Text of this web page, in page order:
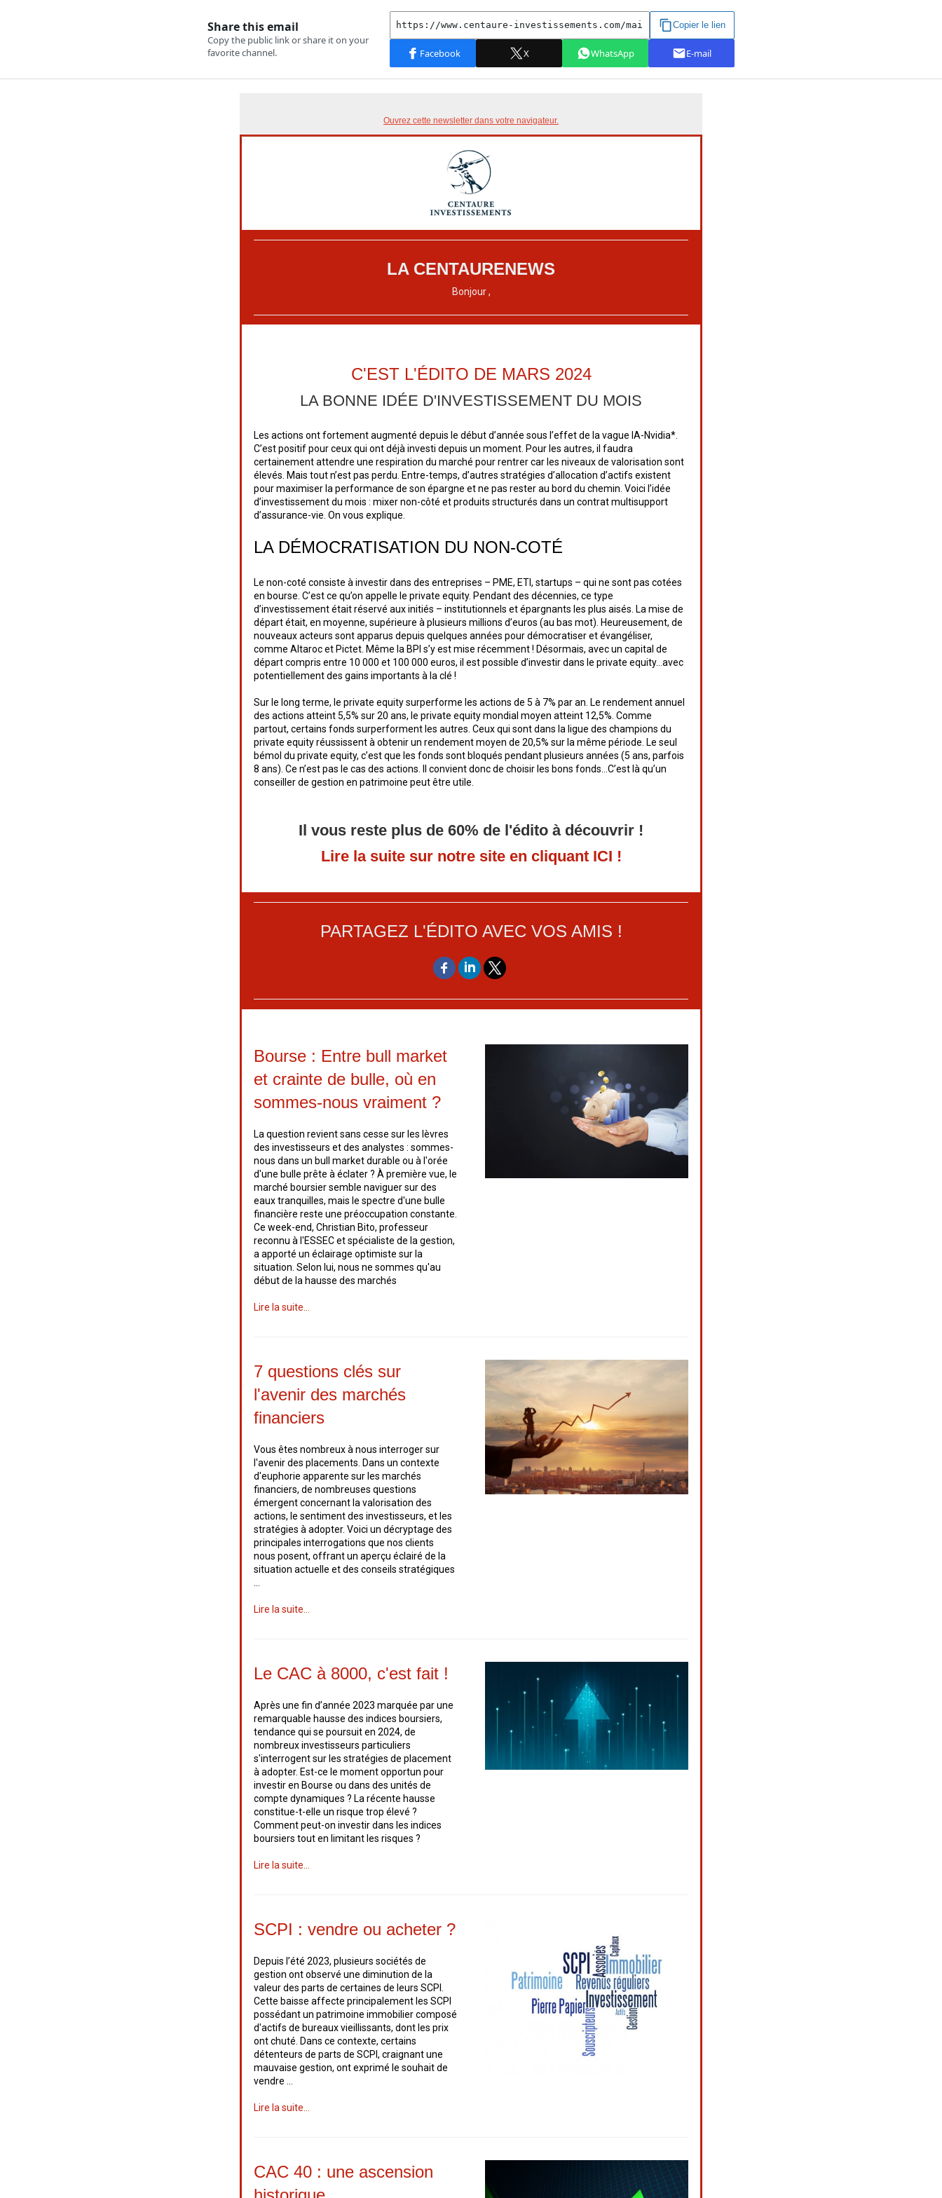
Ouvrez cette newsletter dans votre navigateur.
LA CENTAURENEWS
Bonjour ,
C'EST L'ÉDITO DE MARS 2024
LA BONNE IDÉE D'INVESTISSEMENT DU MOIS
Les actions ont fortement augmenté depuis le début d’année sous l’effet de la vague IA-Nvidia*.
C’est positif pour ceux qui ont déjà investi depuis un moment. Pour les autres, il faudra
certainement attendre une respiration du marché pour rentrer car les niveaux de valorisation sont
élevés. Mais tout n’est pas perdu. Entre-temps, d’autres stratégies d’allocation d’actifs existent
pour maximiser la performance de son épargne et ne pas rester au bord du chemin. Voici l’idée
d’investissement du mois : mixer non-côté et produits structurés dans un contrat multisupport
d’assurance-vie. On vous explique.
LA DÉMOCRATISATION DU NON-COTÉ
Le non-coté consiste à investir dans des entreprises – PME, ETI, startups – qui ne sont pas cotées
en bourse. C’est ce qu’on appelle le private equity. Pendant des décennies, ce type
d’investissement était réservé aux initiés – institutionnels et épargnants les plus aisés. La mise de
départ était, en moyenne, supérieure à plusieurs millions d’euros (au bas mot). Heureusement, de
nouveaux acteurs sont apparus depuis quelques années pour démocratiser et évangéliser,
comme Altaroc et Pictet. Même la BPI s’y est mise récemment ! Désormais, avec un capital de
départ compris entre 10 000 et 100 000 euros, il est possible d’investir dans le private equity…avec
potentiellement des gains importants à la clé !
Sur le long terme, le private equity surperforme les actions de 5 à 7% par an. Le rendement annuel
des actions atteint 5,5% sur 20 ans, le private equity mondial moyen atteint 12,5%. Comme
partout, certains fonds surperforment les autres. Ceux qui sont dans la ligue des champions du
private equity réussissent à obtenir un rendement moyen de 20,5% sur la même période. Le seul
bémol du private equity, c’est que les fonds sont bloqués pendant plusieurs années (5 ans, parfois
8 ans). Ce n’est pas le cas des actions. Il convient donc de choisir les bons fonds…C’est là qu’un
conseiller de gestion en patrimoine peut être utile.
Il vous reste plus de 60% de l'édito à découvrir !
Lire la suite sur notre site en cliquant ICI !
PARTAGEZ L'ÉDITO AVEC VOS AMIS !
Bourse : Entre bull market
et crainte de bulle, où en
sommes-nous vraiment ?
La question revient sans cesse sur les lèvres
des investisseurs et des analystes : sommes-
nous dans un bull market durable ou à l'orée
d'une bulle prête à éclater ? À première vue, le
marché boursier semble naviguer sur des
eaux tranquilles, mais le spectre d'une bulle
financière reste une préoccupation constante.
Ce week-end, Christian Bito, professeur
reconnu à l'ESSEC et spécialiste de la gestion,
a apporté un éclairage optimiste sur la
situation. Selon lui, nous ne sommes qu'au
début de la hausse des marchés
Lire la suite...
7 questions clés sur
l'avenir des marchés
financiers
Vous êtes nombreux à nous interroger sur
l'avenir des placements. Dans un contexte
d'euphorie apparente sur les marchés
financiers, de nombreuses questions
émergent concernant la valorisation des
actions, le sentiment des investisseurs, et les
stratégies à adopter. Voici un décryptage des
principales interrogations que nos clients
nous posent, offrant un aperçu éclairé de la
situation actuelle et des conseils stratégiques
Lire la suite...
Le CAC à 8000, c'est fait !
Après une fin d’année 2023 marquée par une
remarquable hausse des indices boursiers,
tendance qui se poursuit en 2024, de
nombreux investisseurs particuliers
s'interrogent sur les stratégies de placement
à adopter. Est-ce le moment opportun pour
investir en Bourse ou dans des unités de
compte dynamiques ? La récente hausse
constitue-t-elle un risque trop élevé ?
Comment peut-on investir dans les indices
boursiers tout en limitant les risques ?
Lire la suite...
SCPI : vendre ou acheter ?
Depuis l’été 2023, plusieurs sociétés de
gestion ont observé une diminution de la
valeur des parts de certaines de leurs SCPI.
Cette baisse affecte principalement les SCPI
possédant un patrimoine immobilier composé
d'actifs de bureaux vieillissants, dont les prix
ont chuté. Dans ce contexte, certains
détenteurs de parts de SCPI, craignant une
mauvaise gestion, ont exprimé le souhait de
vendre …
Lire la suite...
CAC 40 : une ascension